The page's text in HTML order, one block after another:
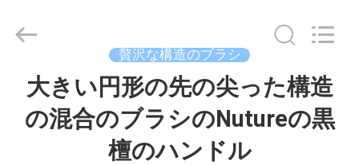
2017
Cosmetics
贅沢な構造のブラシ
大きい円形の先の尖った構造
の混合のブラシのNutureの黒
檀のハンドル